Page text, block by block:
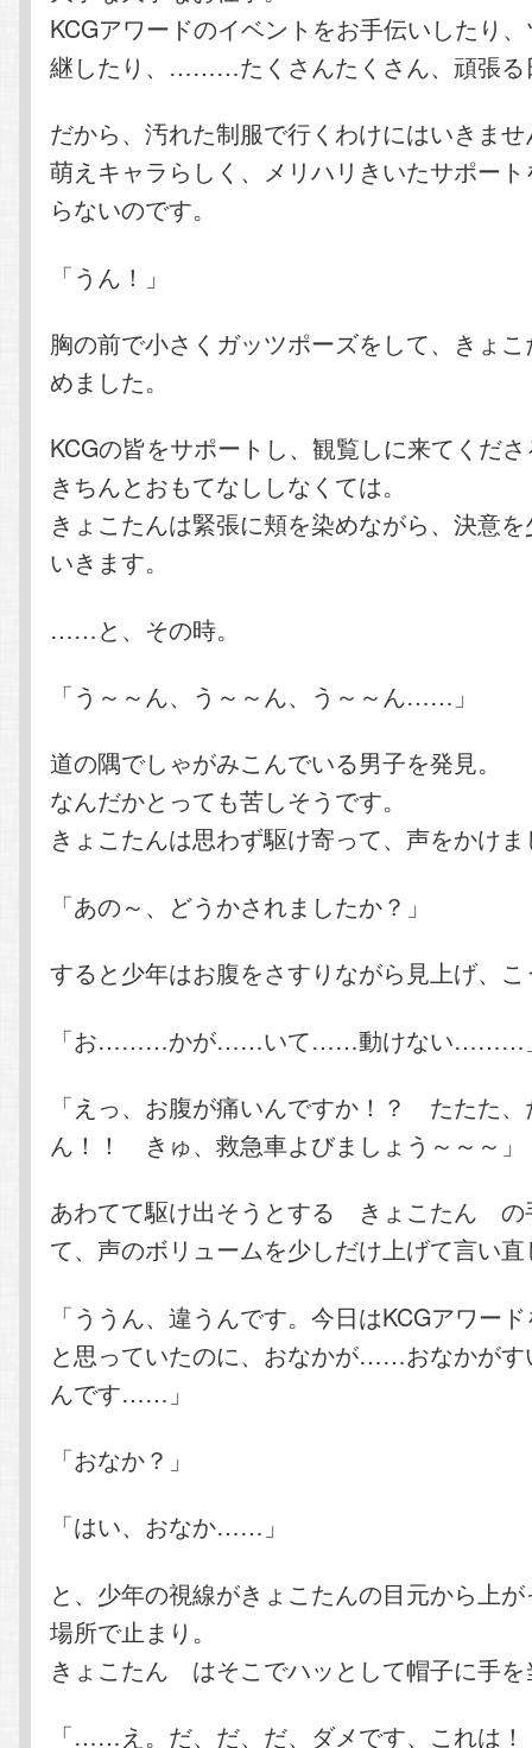
KCGアワードのイベントをお手伝いしたり
継したり、………たくさんたくさん、頑張る
だから、汚れた制服で行くわけにはいきま
萌えキャラらしく、メリハリきいたサポー
らないのです。
「うん！」
胸の前で小さくガッツポーズをして、きょ
めました。
KCGの皆をサポートし、観覧しに来てくだ
きちんとおもてなししなくては。
きょこたんは緊張に頬を染めながら、決意
いきます。
……と、その時。
「う～～ん、う～～ん、う～～ん……」
道の隅でしゃがみこんでいる男子を発見。
なんだかとっても苦しそうです。
きょこたんは思わず駆け寄って、声をかけ
「あの～、どうかされましたか？」
すると少年はお腹をさすりながら見上げ、
「お………かが……いて……動けない………
「えっ、お腹が痛いんですか！？ たたた
ん！！ きゅ、救急車よびましょう～～～」
あわてて駆け出そうとする きょこたん の
て、声のボリュームを少しだけ上げて言い
「ううん、違うんです。今日はKCGアワー
と思っていたのに、おなかが……おなかがす
んです……」
「おなか？」
「はい、おなか……」
と、少年の視線がきょこたんの目元から上
場所で止まり。
きょこたん はそこでハッとして帽子に手を
「……え。だ、だ、だ、ダメです、これは